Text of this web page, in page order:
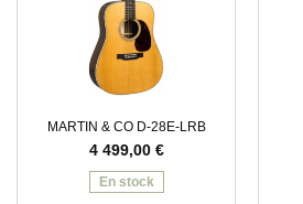
MARTIN & CO D-28E-LRB
4 499,00 €
En stock